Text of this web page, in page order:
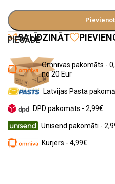
SALĪDZINĀT
PIEGĀDE
Omnivas pakomāts -
no 20 Eur
Latvijas Pasta
DPD pakomāts - 2,99€
Unisend pakomāti -
Kurjers - 4,99€